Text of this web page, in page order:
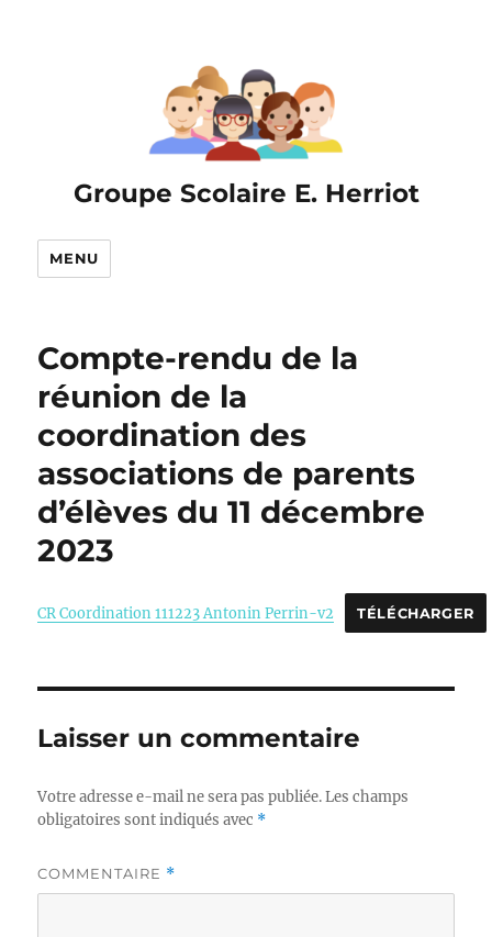
Groupe Scolaire E. Herriot
MENU
Compte-rendu de la
réunion de la
coordination des
associations de parents
d’élèves du 11 décembre
2023
CR Coordination 111223 Antonin Perrin-v2 TÉLÉCHARGER
Laisser un commentaire
Votre adresse e-mail ne sera pas publiée. Les champs
obligatoires sont indiqués avec *
COMMENTAIRE *